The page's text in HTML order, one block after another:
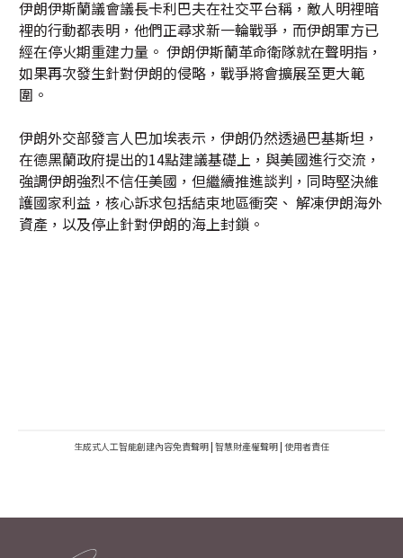
伊朗伊斯蘭議會議長卡利巴夫在社交平台稱，敵人明裡暗
裡的行動都表明，他們正尋求新一輪戰爭，而伊朗軍方已
經在停火期重建力量。 伊朗伊斯蘭革命衛隊就在聲明指，
如果再次發生針對伊朗的侵略，戰爭將會擴展至更大範
圍。
伊朗外交部發言人巴加埃表示，伊朗仍然透過巴基斯坦，
在德黑蘭政府提出的14點建議基礎上，與美國進行交流，
強調伊朗強烈不信任美國，但繼續推進談判，同時堅決維
護國家利益，核心訴求包括結束地區衝突、 解凍伊朗海外
資產，以及停止針對伊朗的海上封鎖。
生成式人工智能創建內容免責聲明 | 智慧財產權聲明 | 使用者責任